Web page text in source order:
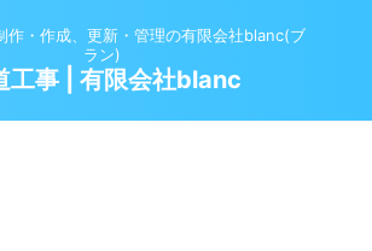
作・作成、更新・管理の有限会社blanc(ブ
ラン)
工事 | 有限会社blanc